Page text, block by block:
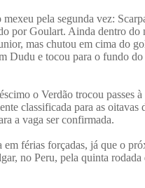
pela segunda vez:
por Goulart. Ainda dentro do
mas chutou em cima do
Dudu e tocou para o fundo do
o Verdão trocou passes
classificada para as
a vaga ser confirmada.
em férias forçadas, já que o
no Peru, pela quinta